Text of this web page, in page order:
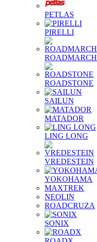
PETLAS
PIRELLI
ROADMARCH
ROADSTONE
SAILUN
MATADOR
LING LONG
VREDESTEIN
YOKOHAMA
MAXTREK
NEOLIN
ROADCRUZA
SONIX